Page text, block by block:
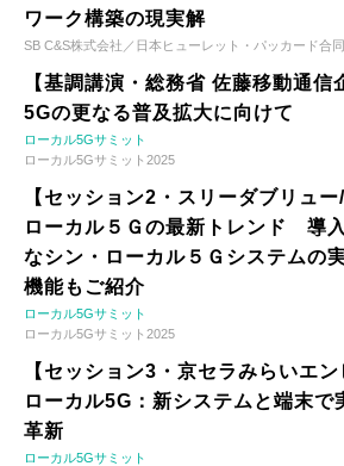
ワーク構築の現実解
SB C&S株式会社／日本ヒューレット・パッカード合
【基調講演・総務省 佐藤移動通信
5Gの更なる普及拡大に向けて
ローカル5Gサミット
ローカル5Gサミット2025
【セッション2・スリーダブリュ
ローカル５Ｇの最新トレンド 導
なシン・ローカル５Ｇシステムの
機能もご紹介
ローカル5Gサミット
ローカル5Gサミット2025
【セッション3・京セラみらいエ
ローカル5G：新システムと端末で
革新
ローカル5Gサミット